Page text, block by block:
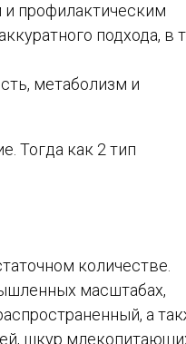
профилактическим
подхода, в
метаболизм и
Тогда как 2 тип
количестве.
масштабах,
а
шкур